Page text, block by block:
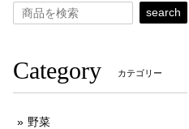
search
Category カテゴリー
野菜